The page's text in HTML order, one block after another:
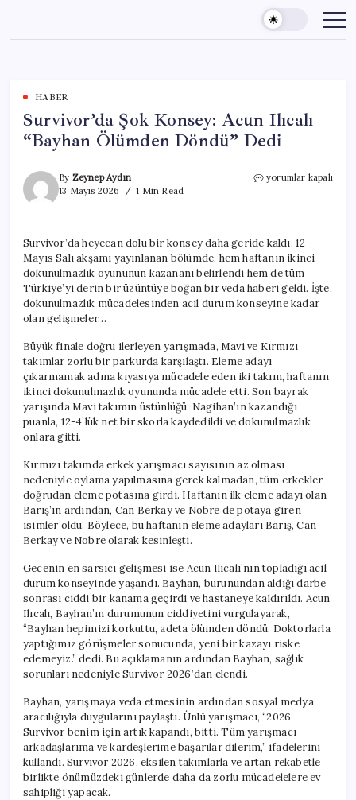
content
HABER
Survivor’da Şok Konsey: Acun Ilıcalı
“Bayhan Ölümden Döndü” Dedi
By Zeynep Aydın
13 Mayıs 2026
1 Min Read
Survivor’da
“Bayhan
Ölümden
Döndü”
Dedi
için
yorumlar kapalı
Survivor’da heyecan dolu bir konsey daha geride kaldı. 12
Mayıs Salı akşamı yayınlanan bölümde, hem haftanın ikinci
dokunulmazlık oyununun kazananı belirlendi hem de tüm
Türkiye’yi derin bir üzüntüye boğan bir veda haberi geldi. İşte,
dokunulmazlık mücadelesinden acil durum konseyine kadar
olan gelişmeler…
Büyük finale doğru ilerleyen yarışmada, Mavi ve Kırmızı
takımlar zorlu bir parkurda karşılaştı. Eleme adayı
çıkarmamak adına kıyasıya mücadele eden iki takım, haftanın
ikinci dokunulmazlık oyununda mücadele etti. Son bayrak
yarışında Mavi takımın üstünlüğü, Nagihan’ın kazandığı
puanla, 12-4’lük net bir skorla kaydedildi ve dokunulmazlık
onlara gitti.
Kırmızı takımda erkek yarışmacı sayısının az olması
nedeniyle oylama yapılmasına gerek kalmadan, tüm erkekler
doğrudan eleme potasına girdi. Haftanın ilk eleme adayı olan
Barış’ın ardından, Can Berkay ve Nobre de potaya giren
isimler oldu. Böylece, bu haftanın eleme adayları Barış, Can
Berkay ve Nobre olarak kesinleşti.
Gecenin en sarsıcı gelişmesi ise Acun Ilıcalı’nın topladığı acil
durum konseyinde yaşandı. Bayhan, burunundan aldığı darbe
sonrası ciddi bir kanama geçirdi ve hastaneye kaldırıldı. Acun
Ilıcalı, Bayhan’ın durumunun ciddiyetini vurgulayarak,
“Bayhan hepimizi korkuttu, adeta ölümden döndü. Doktorlarla
yaptığımız görüşmeler sonucunda, yeni bir kazayı riske
edemeyiz.” dedi. Bu açıklamanın ardından Bayhan, sağlık
sorunları nedeniyle Survivor 2026’dan elendi.
Bayhan, yarışmaya veda etmesinin ardından sosyal medya
aracılığıyla duygularını paylaştı. Ünlü yarışmacı, “2026
Survivor benim için artık kapandı, bitti. Tüm yarışmacı
arkadaşlarıma ve kardeşlerime başarılar dilerim,” ifadelerini
kullandı. Survivor 2026, eksilen takımlarla ve artan rekabetle
birlikte önümüzdeki günlerde daha da zorlu mücadelelere ev
sahipliği yapacak.